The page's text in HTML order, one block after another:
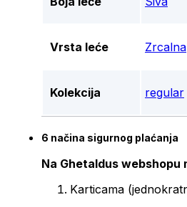
Vrsta leće Zrcalna
Kolekcija regular
6 načina sigurnog plaćanja
Na Ghetaldus webshopu
Karticama